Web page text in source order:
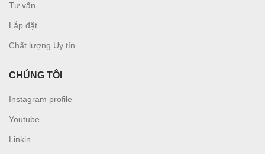
Tư vấn
L ắp đặt
Chất lượng Uy tín
CHÚNG TÔI
Instagram profile
Youtube
Linkin